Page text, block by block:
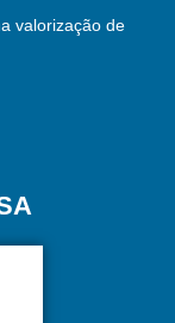
valorização de